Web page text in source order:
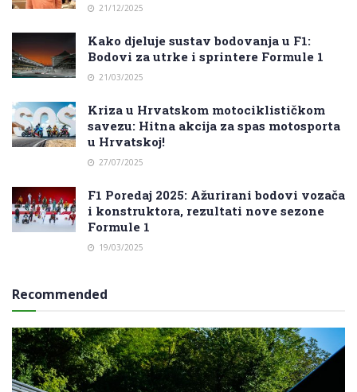
21/12/2025
Kako djeluje sustav bodovanja u F1:
Bodovi za utrke i sprintere Formule 1
21/03/2025
Kriza u Hrvatskom motociklističkom
savezu: Hitna akcija za spas motosporta
u Hrvatskoj!
27/07/2025
F1 Poredaj 2025: Ažurirani bodovi vozača
i konstruktora, rezultati nove sezone
Formule 1
19/03/2025
Recommended